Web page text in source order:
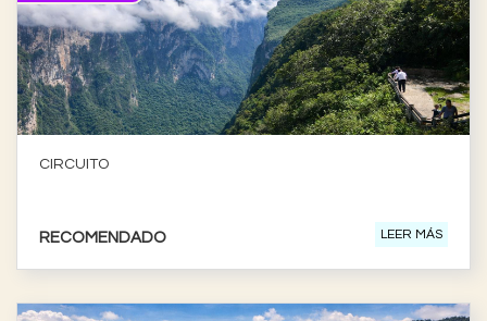
CIRCUITO
RECOMENDADO LEER MÁS